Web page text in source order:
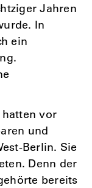
Jahren
In
ein
hatten vor
und
Berlin. Sie
Denn der
bereits